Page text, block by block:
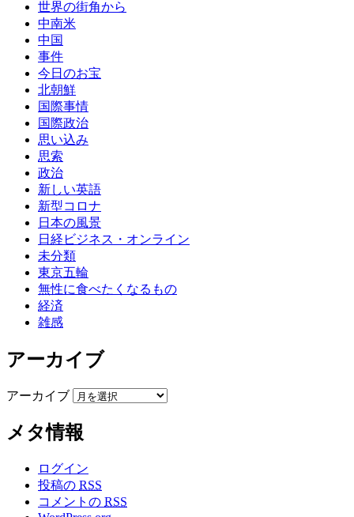
世界の街角から
中南米
中国
事件
今日のお宝
北朝鮮
国際事情
国際政治
思い込み
思索
政治
新しい英語
新型コロナ
日本の風景
日経ビジネス・オンライン
未分類
東京五輪
無性に食べたくなるもの
経済
雑感
アーカイブ
アーカイブ
メタ情報
ログイン
投稿の RSS
コメントの RSS